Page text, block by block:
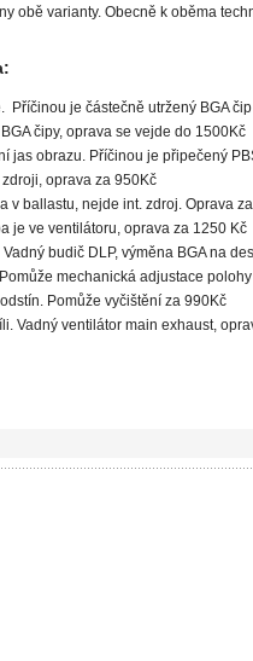
obě varianty. Obecně k oběma
Příčinou je částečně utržený BGA
čipy, oprava se vejde do 1500Kč
jas obrazu. Příčinou je připečený
oprava za 950Kč
v ballastu, nejde int. zdroj. Oprava
je ve ventilátoru, oprava za 1250 Kč
budič DLP, výměna BGA na
mechanická adjustace
Pomůže vyčištění za 990Kč
Vadný ventilátor main exhaust,